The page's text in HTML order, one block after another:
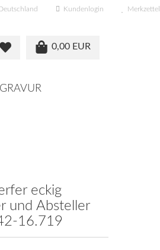
Kundenlogin Merkzettel
0,00 EUR
eckig
und Ab­stel­ler
​16.719